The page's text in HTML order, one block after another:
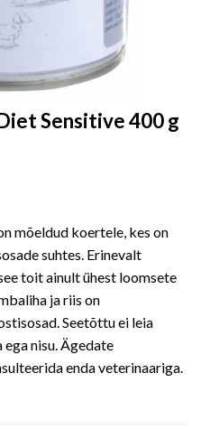
Sensitive 400 g
mõeldud koertele, kes on
suhtes. Erinevalt
toit ainult ühest loomsete
ja riis on
Seetõttu ei leia
nisu. Ägedate
enda veterinaariga.